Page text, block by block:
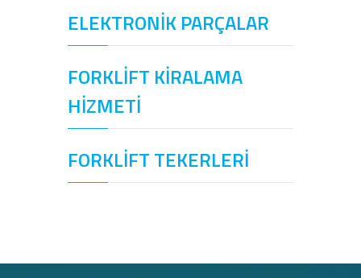
ELEKTRONİK PARÇALAR
FORKLİFT KİRALAMA
HİZMETİ
FORKLİFT TEKERLERİ